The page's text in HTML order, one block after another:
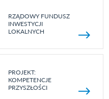
RZĄDOWY FUNDUSZ
INWESTYCJI
LOKALNYCH
PROJEKT:
KOMPETENCJE
PRZYSZŁOŚCI